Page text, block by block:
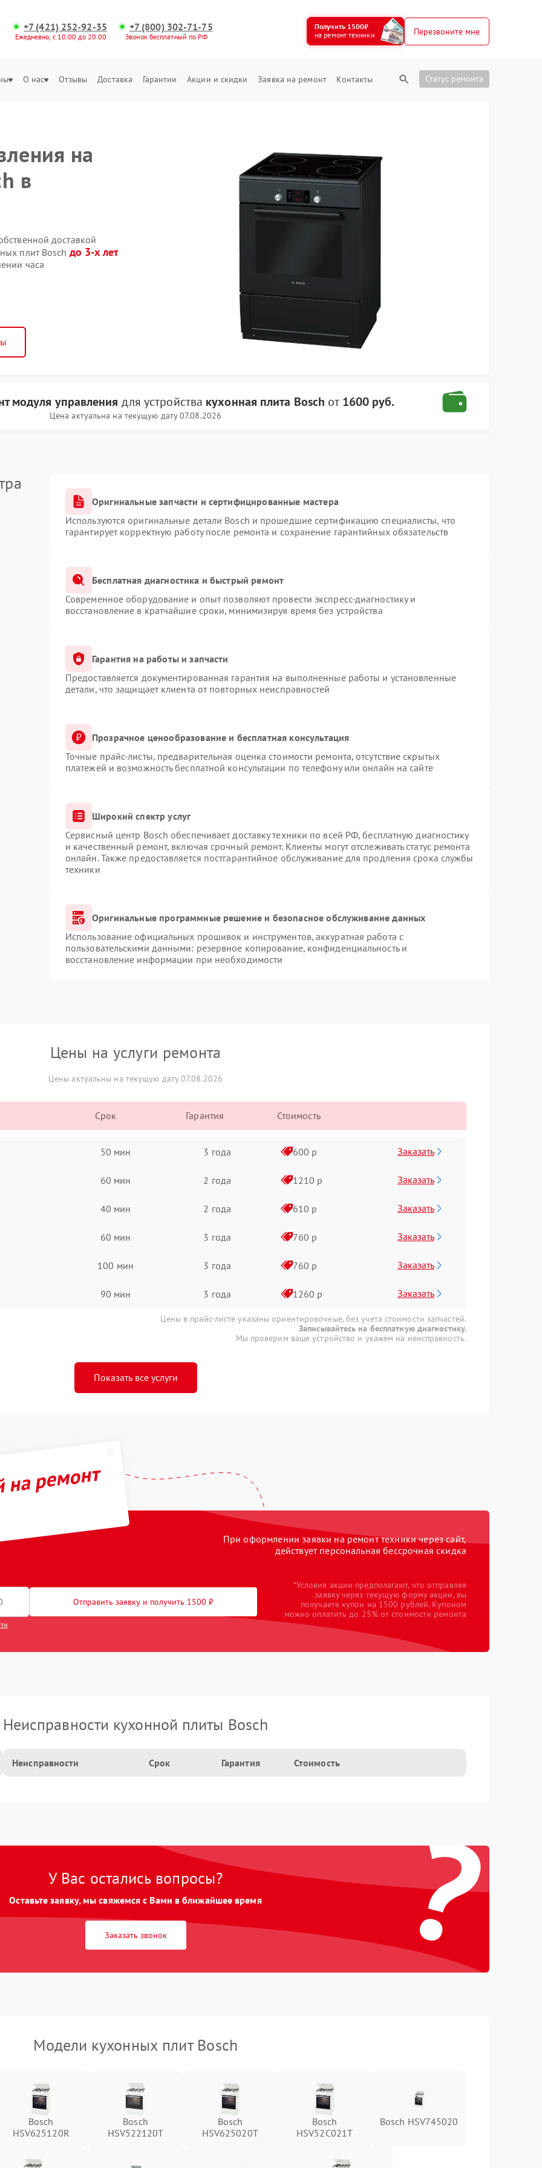
+7 (421) 252-92-35
Ежедневно, с 10:00 до 20:00
+7 (800) 302-71-75
Звонок бесплатный по РФ
Получить 1500₽
на ремонт техники
Перезвоните мне
О нас Отзывы Доставка Гарантии Акции и скидки Заявка на ремонт Контакты Статус ремонта
на
в
доставкой
плит Bosch до 3-х лет
часа
модуля управления для устройства кухонная плита Bosch от 1600 руб.
Цена актуальна на текущую дату 07.08.2026
Оригинальные запчасти и сертифицированные мастера
Используются оригинальные детали Bosch и прошедшие сертификацию специалисты, что
гарантирует корректную работу после ремонта и сохранение гарантийных обязательств
Бесплатная диагностика и быстрый ремонт
Современное оборудование и опыт позволяют провести экспресс-диагностику и
восстановление в кратчайшие сроки, минимизируя время без устройства
Гарантия на работы и запчасти
Предоставляется документированная гарантия на выполненные работы и установленные
детали, что защищает клиента от повторных неисправностей
Прозрачное ценообразование и бесплатная консультация
Точные прайс-листы, предварительная оценка стоимости ремонта, отсутствие скрытых
платежей и возможность бесплатной консультации по телефону или онлайн на сайте
Широкий спектр услуг
Сервисный центр Bosch обеспечивает доставку техники по всей РФ, бесплатную диагностику
и качественный ремонт, включая срочный ремонт. Клиенты могут отслеживать статус ремонта
онлайн. Также предоставляется постгарантийное обслуживание для продления срока службы
техники
Оригинальные программные решение и безопасное обслуживание данных
Использование официальных прошивок и инструментов, аккуратная работа с
пользовательскими данными: резервное копирование, конфиденциальность и
восстановление информации при необходимости
Цены на услуги ремонта
Цены актуальны на текущую дату 07.08.2026
Срок Гарантия Стоимость
50 мин 3 года 600 р Заказать
60 мин 2 года 1210 р Заказать
40 мин 2 года 610 р Заказать
60 мин 3 года 760 р Заказать
100 мин 3 года 760 р Заказать
90 мин 3 года 1260 р Заказать
Цены в прайс-листе указаны ориентировочные, без учета стоимости запчастей.
Записывайтесь на бесплатную диагностику.
Мы проверим ваше устройство и укажем на неисправность.
Показать все услуги
ремонт
При оформлении заявки на ремонт техники через сайт,
действует персональная бессрочная скидка
Отправить заявку и получить 1500 ₽
*Условия акции предполагают, что отправляя
заявку через текущую форму акции, вы
получаете купон на 1500 рублей. Купоном
можно оплатить до 25% от стоимости ремонта
Неисправности кухонной плиты Bosch
Неисправности Срок Гарантия Стоимость
?
У Вас остались вопросы?
Оставьте заявку, мы свяжемся с Вами в ближайшее время
Заказать звонок
Модели кухонных плит Bosch
Bosch
HSV625120R
Bosch
HSV522120T
Bosch
HSV625020T
Bosch
HSV52C021T
Bosch HSV745020